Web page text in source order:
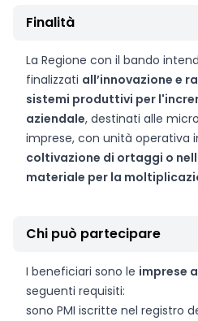
Finalità
La Regione con il bando
finalizzati all’innovazione e
sistemi produttivi per
aziendale, destinati alle
imprese, con unità operativa
coltivazione di ortaggi o
materiale per la
Chi può partecipare
I beneficiari sono le imprese
seguenti requisiti:
sono PMI iscritte nel registro